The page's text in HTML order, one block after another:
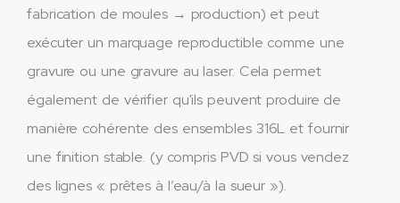
fabrication de moules → production) et peut
exécuter un marquage reproductible comme une
gravure ou une gravure au laser. Cela permet
également de vérifier qu'ils peuvent produire de
manière cohérente des ensembles 316L et fournir
une finition stable. (y compris PVD si vous vendez
des lignes « prêtes à l’eau/à la sueur »).